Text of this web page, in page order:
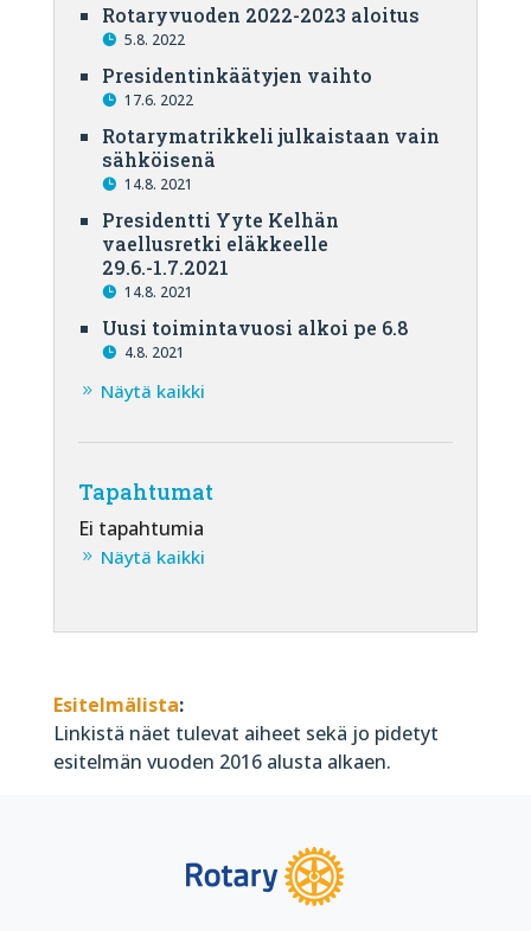
Rotaryvuoden 2022-2023 aloitus
5.8. 2022
Presidentinkäätyjen vaihto
17.6. 2022
Rotarymatrikkeli julkaistaan vain
sähköisenä
14.8. 2021
Presidentti Yyte Kelhän
vaellusretki eläkkeelle
29.6.-1.7.2021
14.8. 2021
Uusi toimintavuosi alkoi pe 6.8
4.8. 2021
Näytä kaikki
Tapahtumat
Ei tapahtumia
Näytä kaikki
Esitelmälista:
Linkistä näet tulevat aiheet sekä jo pidetyt
esitelmän vuoden 2016 alusta alkaen.